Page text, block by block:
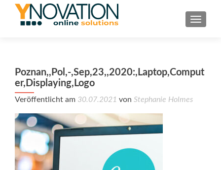
Poznan,,Pol,-,Sep,23,,2020:,Laptop,Comput
er,Displaying,Logo
Veröffentlicht am 30.07.2021 von Stephanie Holmes